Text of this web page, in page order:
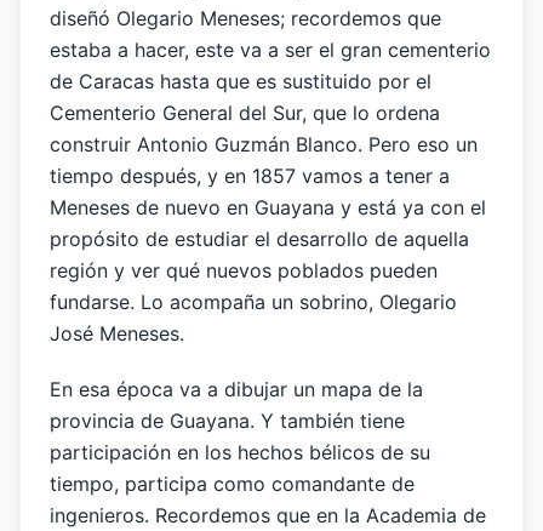
diseñó Olegario Meneses; recordemos que
estaba a hacer, este va a ser el gran cementerio
de Caracas hasta que es sustituido por el
Cementerio General del Sur, que lo ordena
construir Antonio Guzmán Blanco. Pero eso un
tiempo después, y en 1857 vamos a tener a
Meneses de nuevo en Guayana y está ya con el
propósito de estudiar el desarrollo de aquella
región y ver qué nuevos poblados pueden
fundarse. Lo acompaña un sobrino, Olegario
José Meneses.
En esa época va a dibujar un mapa de la
provincia de Guayana. Y también tiene
participación en los hechos bélicos de su
tiempo, participa como comandante de
ingenieros. Recordemos que en la Academia de